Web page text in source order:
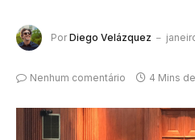
Por Diego Velázquez
Nenhum comentário 4 Mins